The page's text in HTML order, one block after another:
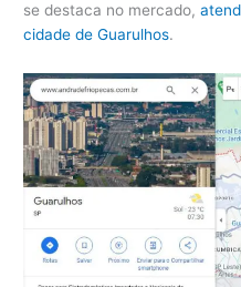
se destaca no mercado,
cidade de Guarulhos.